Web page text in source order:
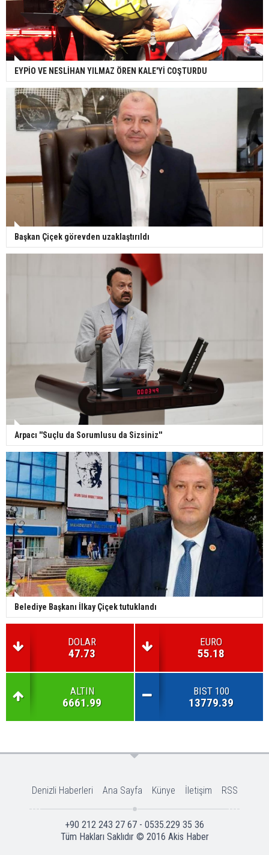
EYPİO VE NESLİHAN YILMAZ ÖREN KALE'Yİ COŞTURDU
Başkan Çiçek görevden uzaklaştırıldı
Arpacı ''Suçlu da Sorumlusu da Sizsiniz''
Belediye Başkanı İlkay Çiçek tutuklandı
DOLAR
47.73
EURO
55.18
ALTIN
6661.99
BIST 100
13779.39
Denizli Haberleri Ana Sayfa Künye İletişim RSS
+90 212 243 27 67 - 0535.229 35 36
Tüm Hakları Saklıdır © 2016 Akis Haber